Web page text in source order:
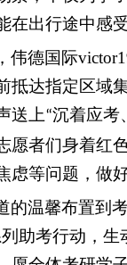
在出行途中感
伟德国际
抵达指定区域
送上“沉着应考
愿者们身着红
虑等问题，做
的温馨布置到
助考行动，生